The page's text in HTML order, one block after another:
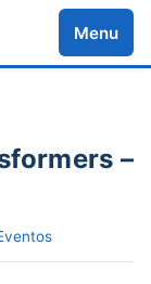
Menu
–